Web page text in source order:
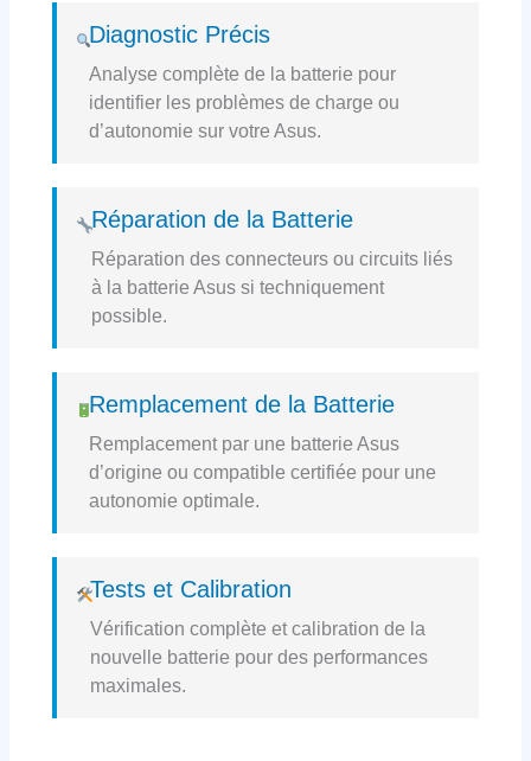
Diagnostic Précis
Analyse complète de la batterie pour
identifier les problèmes de charge ou
d’autonomie sur votre Asus.
Réparation de la Batterie
Réparation des connecteurs ou circuits liés
à la batterie Asus si techniquement
possible.
Remplacement de la Batterie
Remplacement par une batterie Asus
d’origine ou compatible certifiée pour une
autonomie optimale.
Tests et Calibration
Vérification complète et calibration de la
nouvelle batterie pour des performances
maximales.